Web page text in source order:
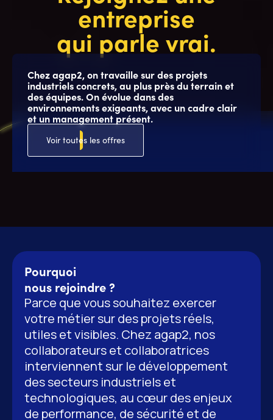
entreprise
qui parle vrai.
Chez agap2, on travaille sur des projets
industriels concrets, au plus près du terrain et
des équipes. On évolue dans des
environnements exigeants, avec un cadre clair
et un management présent.
Voir toutes les offres
Pourquoi
nous rejoindre ?
Parce que vous souhaitez exercer
votre métier sur des projets réels,
utiles et visibles. Chez agap2, nos
collaborateurs et collaboratrices
interviennent sur le développement
des secteurs industriels et
technologiques, au cœur des enjeux
de performance, de sécurité et de